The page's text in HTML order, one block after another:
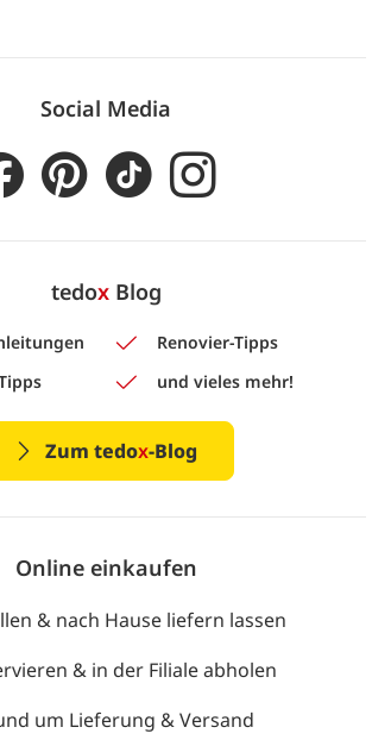
Social Media
tedoxBlog
Renovier-Tipps
und vieles mehr!
Zum tedox-Blog
Online einkaufen
& nach Hause liefern lassen
& in der Filiale abholen
um Lieferung & Versand